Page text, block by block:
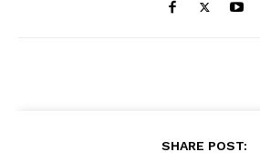
SHARE POST: